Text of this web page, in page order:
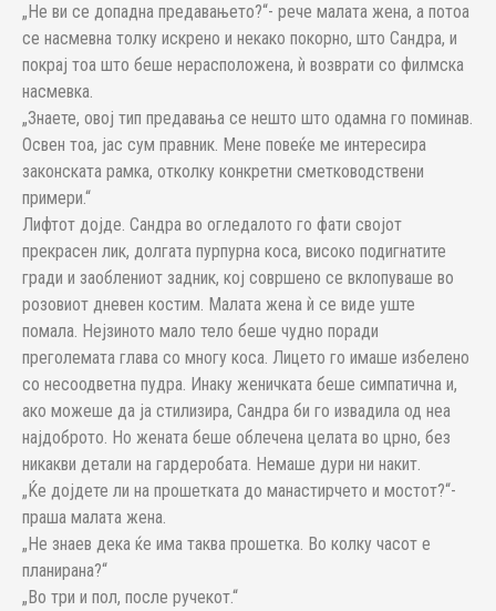
„Не ви се допадна предавањето?“- рече малата жена, а потоа
се насмевна толку искрено и некако покорно, што Сандра, и
покрај тоа што беше нерасположена, ѝ возврати со филмска
насмевка.
„Знаете, овој тип предавања се нешто што одамна го поминав.
Освен тоа, јас сум правник. Мене повеќе ме интересира
законската рамка, отколку конкретни сметководствени
примери.“
Лифтот дојде. Сандра во огледалото го фати својот
прекрасен лик, долгата пурпурна коса, високо подигнатите
гради и заоблениот задник, кој совршено се вклопуваше во
розовиот дневен костим. Малата жена ѝ се виде уште
помала. Нејзиното мало тело беше чудно поради
преголемата глава со многу коса. Лицето го имаше избелено
со несоодветна пудра. Инаку женичката беше симпатична и,
ако можеше да ја стилизира, Сандра би го извадила од неа
најдоброто. Но жената беше облечена целата во црно, без
никакви детали на гардеробата. Немаше дури ни накит.
„Ќе дојдете ли на прошетката до манастирчето и мостот?“-
праша малата жена.
„Не знаев дека ќе има таква прошетка. Во колку часот е
планирана?“
„Во три и пол, после ручекот.“